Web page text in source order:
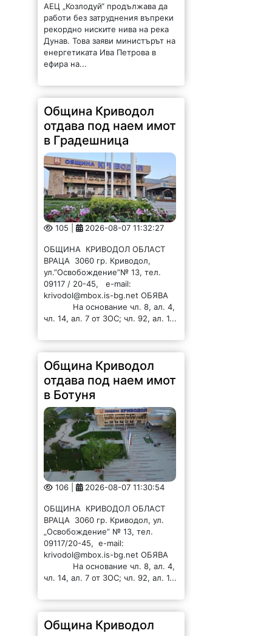
АЕЦ „Козлодуй“ продължава да
работи без затруднения въпреки
рекордно ниските нива на река
Дунав. Това заяви министърът на
енергетиката Ива Петрова в
ефира на...
Община Криводол
отдава под наем имот
в Градешница
105 | 2026-08-07 11:32:27
ОБЩИНА КРИВОДОЛ ОБЛАСТ
ВРАЦА 3060 гр. Криводол,
ул.”Освобождение”№ 13, тел.
09117 / 20-45, e-mail:
krivodol@mbox.is-bg.net ОБЯВА
На основание чл. 8, ал. 4,
чл. 14, ал. 7 от ЗОС; чл. 92, ал. 1...
Община Криводол
отдава под наем имот
в Ботуня
106 | 2026-08-07 11:30:54
ОБЩИНА КРИВОДОЛ ОБЛАСТ
ВРАЦА 3060 гр. Криводол, ул.
„Освобождение” № 13, тел.
09117/20-45, e-mail:
krivodol@mbox.is-bg.net ОБЯВА
На основание чл. 8, ал. 4,
чл. 14, ал. 7 от ЗОС; чл. 92, ал. 1...
Община Криводол